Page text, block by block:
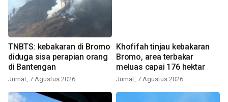
TNBTS: kebakaran di Bromo
diduga sisa perapian orang
di Bantengan
Jumat, 7 Agustus 2026
Khofifah tinjau kebakaran
Bromo, area terbakar
meluas capai 176 hektar
Jumat, 7 Agustus 2026